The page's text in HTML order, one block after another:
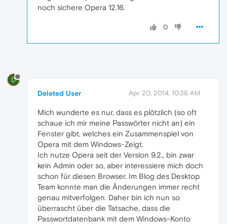
noch sichere Opera 12.16.
0
D
Deleted User Apr 20, 2014, 10:38 AM
Mich wunderte es nur, dass es plötzlich (so oft
schaue ich mir meine Passwörter nicht an) ein
Fenster gibt, welches ein Zusammenspiel von
Opera mit dem Windows-Zeigt.
Ich nutze Opera seit der Version 9.2., bin zwar
kein Admin oder so, aber interessiere mich doch
schon für diesen Browser. Im Blog des Desktop
Team konnte man die Änderungen immer recht
genau mitverfolgen. Daher bin ich nun so
überrascht über die Tatsache, dass die
Passwortdatenbank mit dem Windows-Konto